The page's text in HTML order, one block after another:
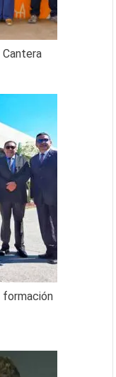
Cantera
formación